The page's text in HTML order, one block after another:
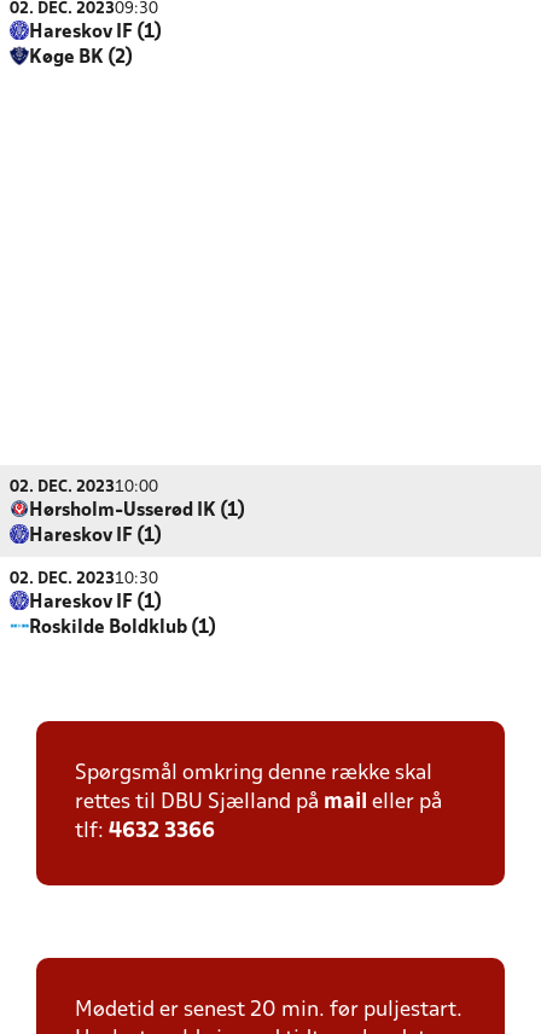
02. DEC. 202309:30
Hareskov IF (1)
Køge BK (2)
02. DEC. 202310:00
Hørsholm-Usserød IK (1)
Hareskov IF (1)
02. DEC. 202310:30
Hareskov IF (1)
Roskilde Boldklub (1)
Spørgsmål omkring denne række skal
rettes til DBU Sjælland på mail eller på
tlf: 4632 3366
Mødetid er senest 20 min. før puljestart.